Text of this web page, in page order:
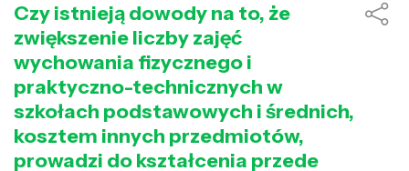
Czy istnieją dowody na to, że
zwiększenie liczby zajęć
wychowania fizycznego i
praktyczno-technicznych w
szkołach podstawowych i średnich,
kosztem innych przedmiotów,
prowadzi do kształcenia przede